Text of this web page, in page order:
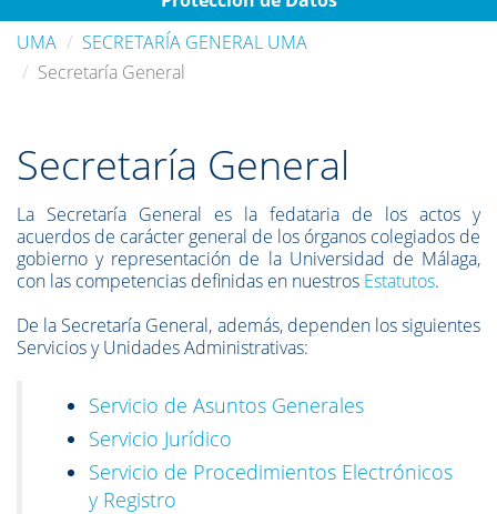
UMA
SECRETARÍA GENERAL UMA
Secretaría General
Secretaría General
La Secretaría General es la fedataria de los actos y
acuerdos de carácter general de los órganos colegiados de
gobierno y representación de la Universidad de Málaga,
con las competencias definidas en nuestros Estatutos.
De la Secretaría General, además, dependen los siguientes
Servicios y Unidades Administrativas:
Servicio de Asuntos Generales
Servicio Jurídico
Servicio de Procedimientos Electrónicos
y Registro